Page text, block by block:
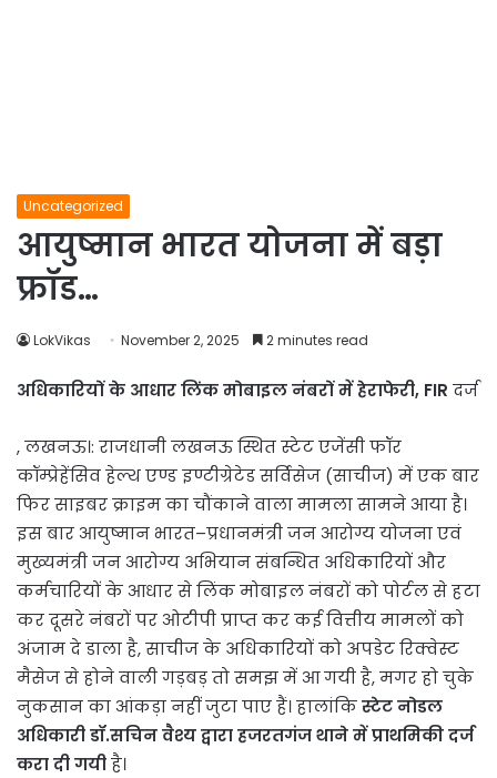
Uncategorized
आयुष्मान भारत योजना में बड़ा
फ्रॉड…
LokVikas November 2, 2025 2 minutes read
अधिकारियों के आधार लिंक मोबाइल नंबरों में हेराफेरी, FIR दर्ज
, लखनऊ।: राजधानी लखनऊ स्थित स्टेट एजेंसी फॉर
कॉम्प्रेहेंसिव हेल्थ एण्ड इण्टीग्रेटेड सर्विसेज (साचीज) में एक बार
फिर साइबर क्राइम का चौंकाने वाला मामला सामने आया है।
इस बार आयुष्मान भारत–प्रधानमंत्री जन आरोग्य योजना एवं
मुख्यमंत्री जन आरोग्य अभियान संबन्धित अधिकारियों और
कर्मचारियों के आधार से लिंक मोबाइल नंबरों को पोर्टल से हटा
कर दूसरे नंबरों पर ओटीपी प्राप्त कर कई वित्तीय मामलों को
अंजाम दे डाला है, साचीज के अधिकारियों को अपडेट रिक्वेस्ट
मैसेज से होने वाली गड़बड़ तो समझ में आ गयी है, मगर हो चुके
नुकसान का आंकड़ा नहीं जुटा पाए हैं। हालांकिस्टेट नोडल
अधिकारी डॉ.सचिन वैश्य द्वारा हजरतगंज थाने में प्राथमिकी दर्ज
करा दी गयीहै।